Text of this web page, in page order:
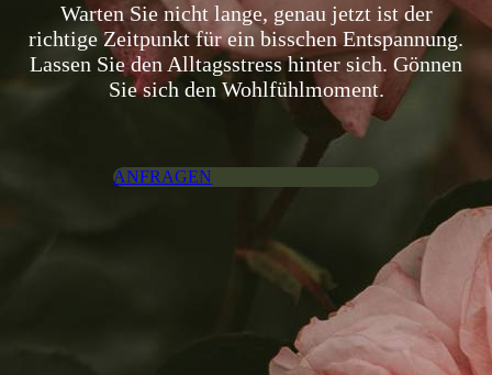
Warten Sie nicht lange, genau jetzt ist der
richtige Zeit­punkt für ein bisschen Ent­span­nung.
Lassen Sie den All­tags­stress hinter sich. Gön­nen
Sie sich den Wohl­fühl­mo­ment.
ANFRAGEN